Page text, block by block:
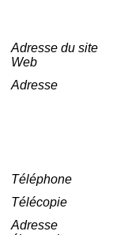
Adresse du site
Web
Adresse
Téléphone
Télécopie
Adresse